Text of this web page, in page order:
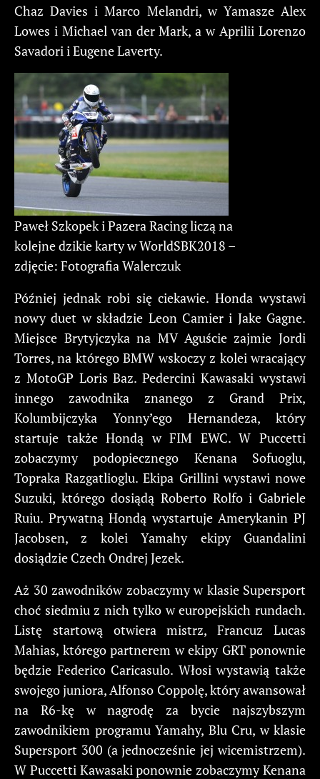
Chaz Davies i Marco Melandri, w Yamasze Alex
Lowes i Michael van der Mark, a w Aprilii Lorenzo
Savadori i Eugene Laverty.
Paweł Szkopek i Pazera Racing liczą na
kolejne dzikie karty w WorldSBK2018 –
zdjęcie: Fotografia Walerczuk
Później jednak robi się ciekawie. Honda wystawi
nowy duet w składzie Leon Camier i Jake Gagne.
Miejsce Brytyjczyka na MV Aguście zajmie Jordi
Torres, na którego BMW wskoczy z kolei wracający
z MotoGP Loris Baz. Pedercini Kawasaki wystawi
innego zawodnika znanego z Grand Prix,
Kolumbijczyka Yonny’ego Hernandeza, który
startuje także Hondą w FIM EWC. W Puccetti
zobaczymy podopiecznego Kenana Sofuoglu,
Topraka Razgatlioglu. Ekipa Grillini wystawi nowe
Suzuki, którego dosiądą Roberto Rolfo i Gabriele
Ruiu. Prywatną Hondą wystartuje Amerykanin PJ
Jacobsen, z kolei Yamahy ekipy Guandalini
dosiądzie Czech Ondrej Jezek.
Aż 30 zawodników zobaczymy w klasie Supersport
choć siedmiu z nich tylko w europejskich rundach.
Listę startową otwiera mistrz, Francuz Lucas
Mahias, którego partnerem w ekipy GRT ponownie
będzie Federico Caricasulo. Włosi wystawią także
swojego juniora, Alfonso Coppolę, który awansował
na R6-kę w nagrodę za bycie najszybszym
zawodnikiem programu Yamahy, Blu Cru, w klasie
Supersport 300 (a jednocześnie jej wicemistrzem).
W Puccetti Kawasaki ponownie zobaczymy Kenana